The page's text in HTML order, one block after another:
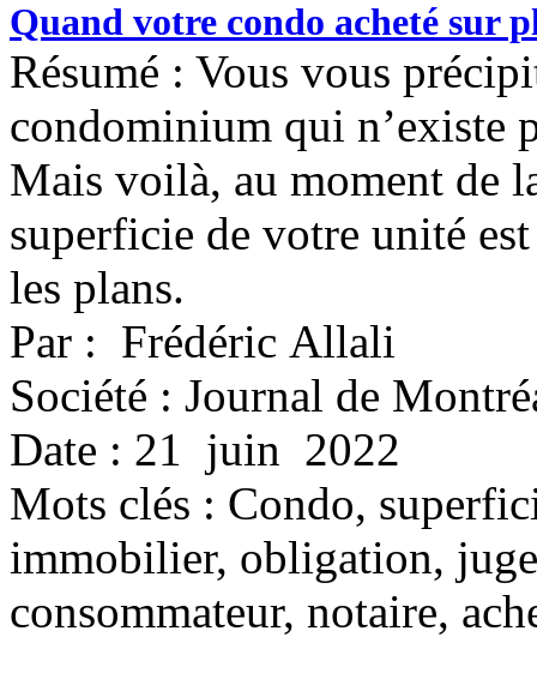
Quand votre condo acheté sur
Résumé : Vous vous
condominium qui n’existe
Mais voilà, au moment de
superficie de votre unité
les plans.
Par : Frédéric Allali
Société : Journal de
Date : 21 juin 2022
Mots clés : Condo,
immobilier, obligation,
consommateur, notaire,